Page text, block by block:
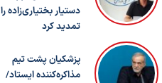
دستیار بختیاری‌زاده را
تمدید کرد
پزشکیان پشت تیم
مذاکره‌کننده ایستاد/